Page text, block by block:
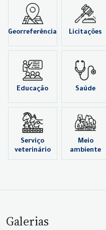
Georreferência Licitações
Educação Saúde
Serviço
veterinário
Meio
ambiente
Galerias